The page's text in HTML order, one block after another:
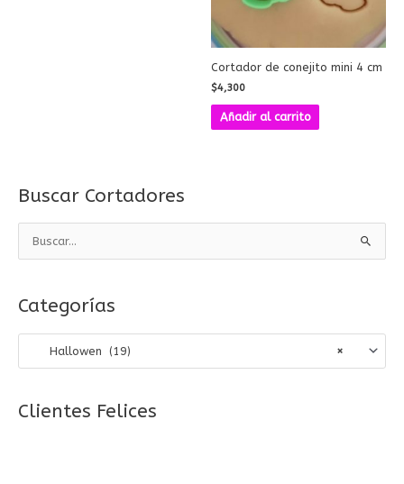
Buscar Cortadores
c
a
o
Categorías
×
Hallowen (19)
Clientes Felices
Cortador de conejito mini 4 cm
$4,300
Añadir al carrito